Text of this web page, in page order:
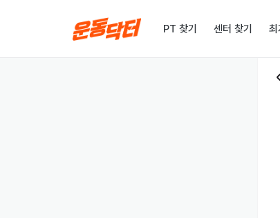
PT 찾기 센터 찾기 최